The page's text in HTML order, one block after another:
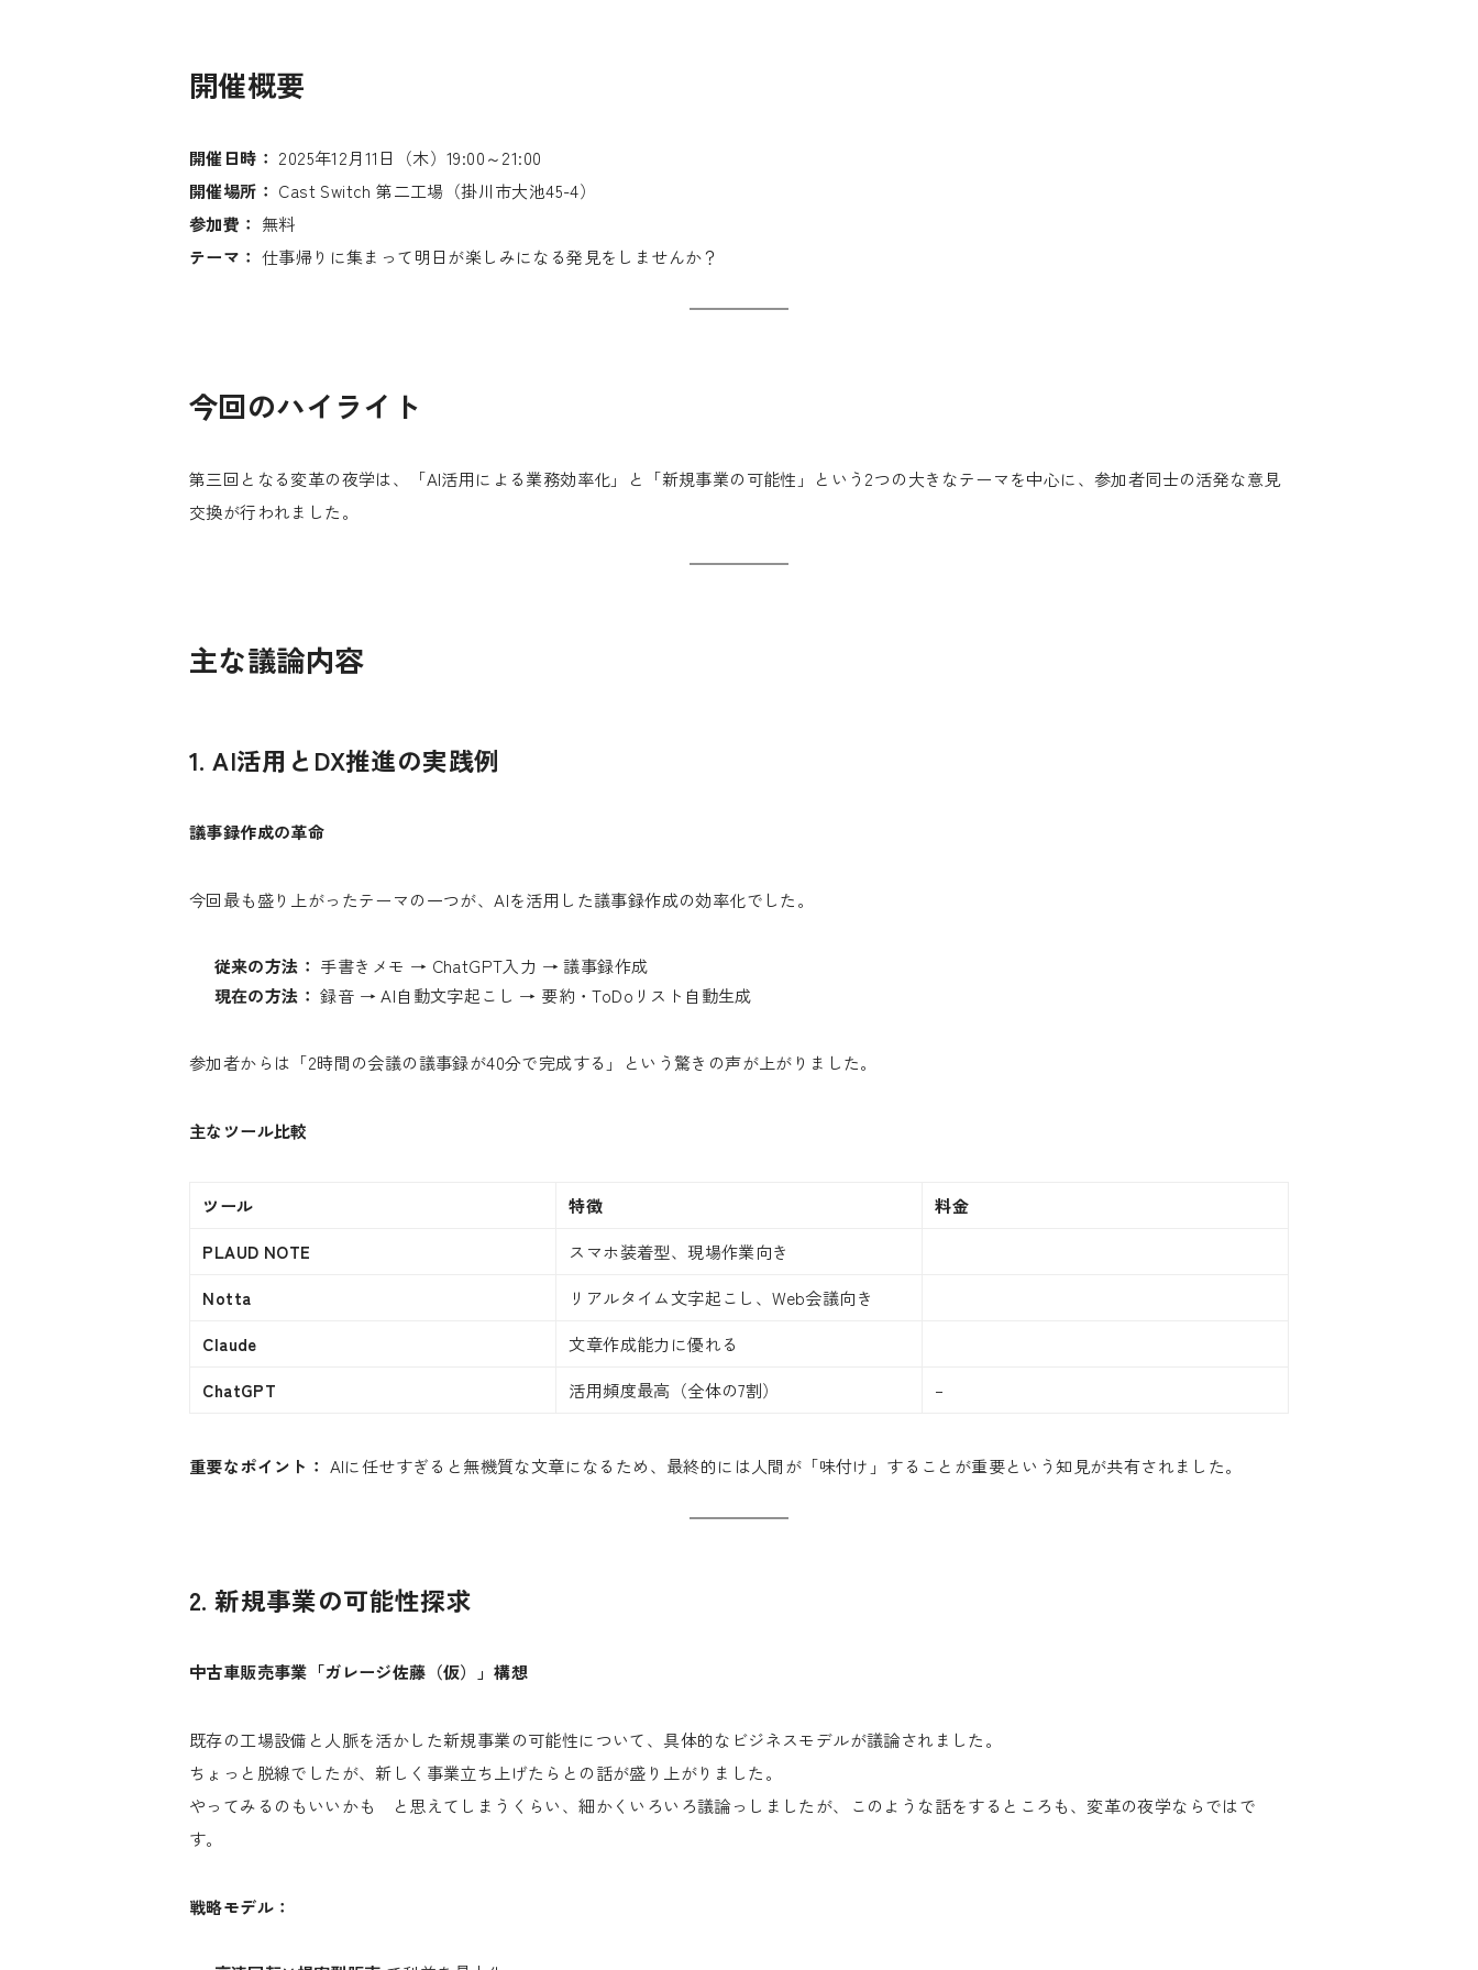
開催概要
開催日時： 2025年12月11日（木）19:00～21:00
開催場所： Cast Switch 第二工場（掛川市大池45-4）
参加費： 無料
テーマ： 仕事帰りに集まって明日が楽しみになる発見をしませんか？
今回のハイライト
第三回となる変革の夜学は、「AI活用による業務効率化」と「新規事業の可能性」という2つの大きなテーマを中心に、参加者同士の活発な意見
交換が行われました。
主な議論内容
1. AI活用とDX推進の実践例
議事録作成の革命
今回最も盛り上がったテーマの一つが、AIを活用した議事録作成の効率化でした。
従来の方法： 手書きメモ → ChatGPT入力 → 議事録作成
現在の方法： 録音 → AI自動文字起こし → 要約・ToDoリスト自動生成
参加者からは「2時間の会議の議事録が40分で完成する」という驚きの声が上がりました。
主なツール比較
ツール 特徴
料金
PLAUD NOTE
スマホ装着型、現場作業向き
Notta
リアルタイム文字起こし、Web会議向き
Claude
文章作成能力に優れる
ChatGPT
活用頻度最高（全体の7割） –
重要なポイント： AIに任せすぎると無機質な文章になるため、最終的には人間が「味付け」することが重要という知見が共有されました。
2. 新規事業の可能性探求
中古車販売事業「ガレージ佐藤（仮）」構想
既存の工場設備と人脈を活かした新規事業の可能性について、具体的なビジネスモデルが議論されました。
ちょっと脱線でしたが、新しく事業立ち上げたらとの話が盛り上がりました。
やってみるのもいいかも と思えてしまうくらい、細かくいろいろ議論っしましたが、このような話をするところも、変革の夜学ならではで
す。
戦略モデル：